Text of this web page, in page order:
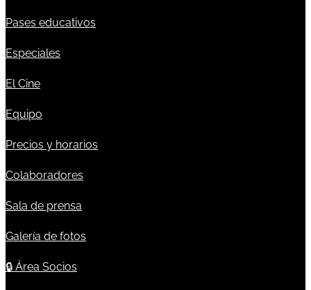
Pases educativos
Especiales
El Cine
Equipo
Precios y horarios
Colaboradores
Sala de prensa
Galería de fotos
🔒 Área Socios